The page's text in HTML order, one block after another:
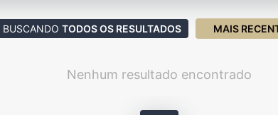
BUSCANDO TODOS OS RESULTADOS MAIS
Nenhum resultado encontrado